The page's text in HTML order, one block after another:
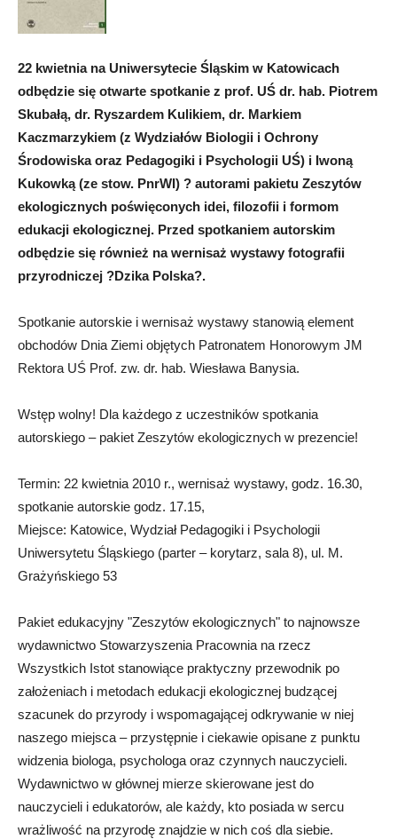
22 kwietnia na Uniwersytecie Śląskim w Katowicach
odbędzie się otwarte spotkanie z prof. UŚ dr. hab. Piotrem
Skubałą, dr. Ryszardem Kulikiem, dr. Markiem
Kaczmarzykiem (z Wydziałów Biologii i Ochrony
Środowiska oraz Pedagogiki i Psychologii UŚ) i Iwoną
Kukowką (ze stow. PnrWI) ? autorami pakietu Zeszytów
ekologicznych poświęconych idei, filozofii i formom
edukacji ekologicznej. Przed spotkaniem autorskim
odbędzie się również na wernisaż wystawy fotografii
przyrodniczej ?Dzika Polska?.
Spotkanie autorskie i wernisaż wystawy stanowią element
obchodów Dnia Ziemi objętych Patronatem Honorowym JM
Rektora UŚ Prof. zw. dr. hab. Wiesława Banysia.
Wstęp wolny! Dla każdego z uczestników spotkania
autorskiego – pakiet Zeszytów ekologicznych w prezencie!
Termin: 22 kwietnia 2010 r., wernisaż wystawy, godz. 16.30,
spotkanie autorskie godz. 17.15,
Miejsce: Katowice, Wydział Pedagogiki i Psychologii
Uniwersytetu Śląskiego (parter – korytarz, sala 8), ul. M.
Grażyńskiego 53
Pakiet edukacyjny "Zeszytów ekologicznych" to najnowsze
wydawnictwo Stowarzyszenia Pracownia na rzecz
Wszystkich Istot stanowiące praktyczny przewodnik po
założeniach i metodach edukacji ekologicznej budzącej
szacunek do przyrody i wspomagającej odkrywanie w niej
naszego miejsca – przystępnie i ciekawie opisane z punktu
widzenia biologa, psychologa oraz czynnych nauczycieli.
Wydawnictwo w głównej mierze skierowane jest do
nauczycieli i edukatorów, ale każdy, kto posiada w sercu
wrażliwość na przyrodę znajdzie w nich coś dla siebie.